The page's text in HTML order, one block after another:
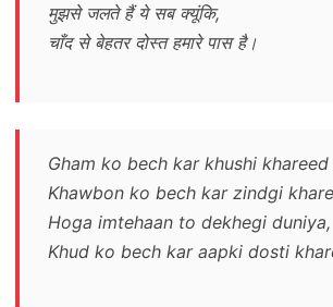
मुझसे जलते हैं ये सब क्यूंकि,
चाँद से बेहतर दोस्त हमारे पास है।
Gham ko bech kar khushi khareed
Khawbon ko bech kar zindgi
Hoga imtehaan to dekhegi duniya,
Khud ko bech kar aapki dosti